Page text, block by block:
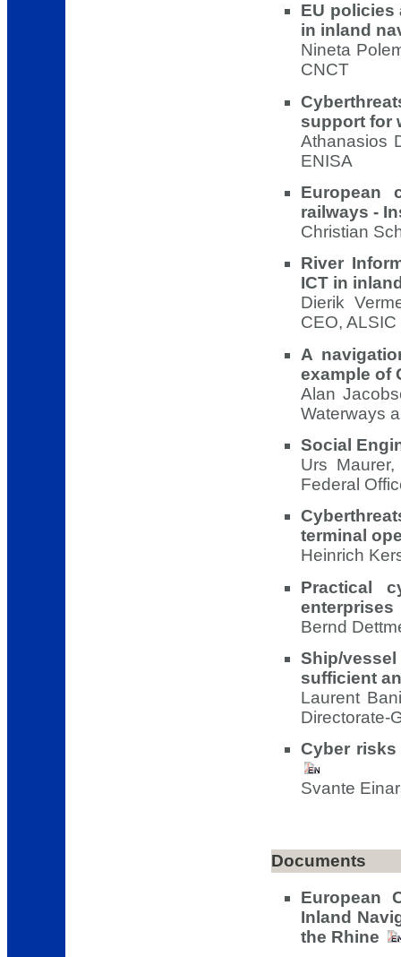
EU policies
in inland
Nineta
CNCT
support for
Athanasios
ENISA
European
railways -
Christian
River
ICT in
Dierik
CEO,
A
example of
Alan
Waterways
Social
Urs
Federal
terminal
Heinrich
Practical
enterprises
Bernd
Ship/
sufficient
Laurent
Directorate-
Cyber
Svante
Documents
European
Inland
the Rhine